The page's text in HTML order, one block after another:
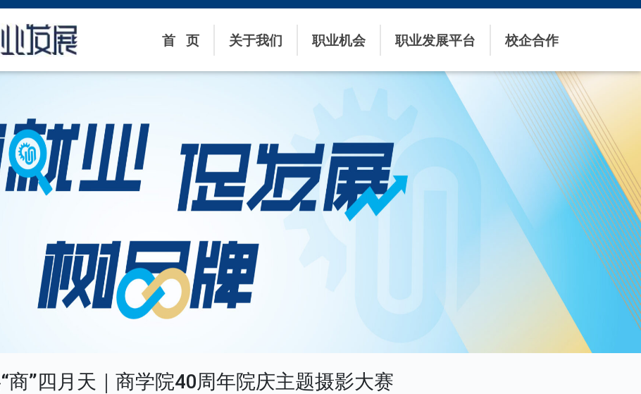
首 页 关于我们 职业机会 职业发展平台 校企合作
商”四月天｜商学院40周年院庆主题摄影大赛